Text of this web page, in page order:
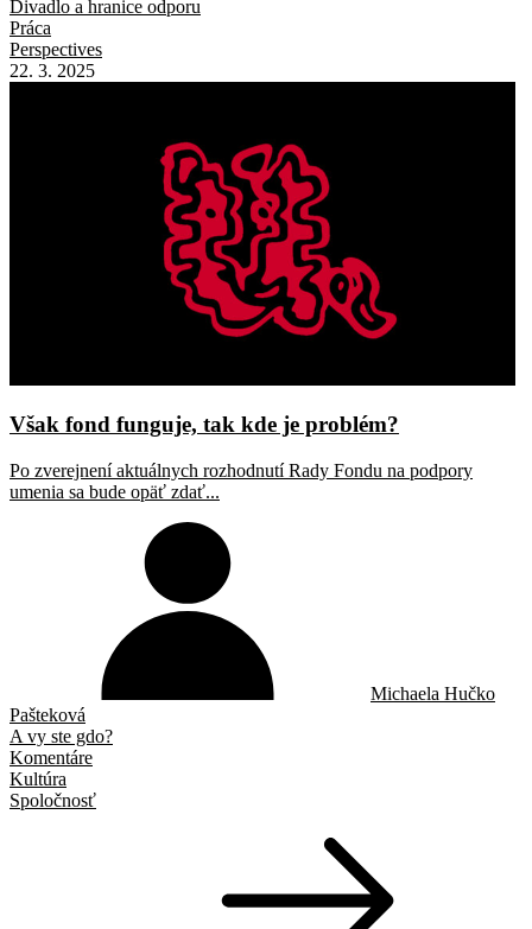
Divadlo a hranice odporu
Práca
Perspectives
22. 3. 2025
Však fond funguje, tak kde je problém?
Po zverejnení aktuálnych rozhodnutí Rady Fondu na podpory
umenia sa bude opäť zdať...
Michaela Hučko
Pašteková
A vy ste gdo?
Komentáre
Kultúra
Spoločnosť